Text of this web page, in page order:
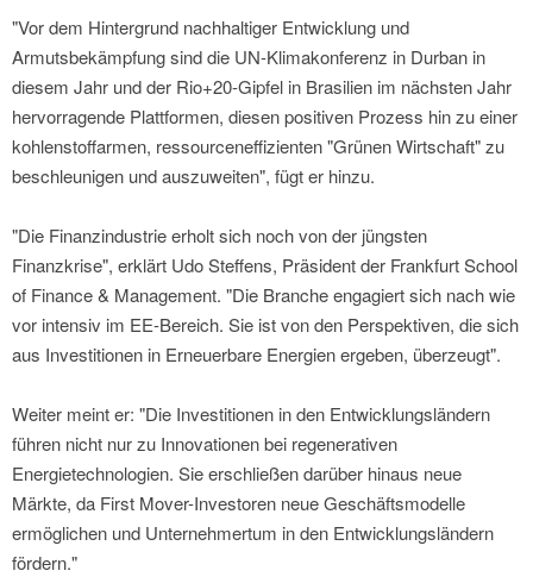
"Vor dem Hintergrund nachhaltiger Entwicklung und
Armutsbekämpfung sind die UN-Klimakonferenz in Durban in
diesem Jahr und der Rio+20-Gipfel in Brasilien im nächsten Jahr
hervorragende Plattformen, diesen positiven Prozess hin zu einer
kohlenstoffarmen, ressourceneffizienten "Grünen Wirtschaft" zu
beschleunigen und auszuweiten", fügt er hinzu.
"Die Finanzindustrie erholt sich noch von der jüngsten
Finanzkrise", erklärt Udo Steffens, Präsident der Frankfurt School
of Finance & Management. "Die Branche engagiert sich nach wie
vor intensiv im EE-Bereich. Sie ist von den Perspektiven, die sich
aus Investitionen in Erneuerbare Energien ergeben, überzeugt".
Weiter meint er: "Die Investitionen in den Entwicklungsländern
führen nicht nur zu Innovationen bei regenerativen
Energietechnologien. Sie erschließen darüber hinaus neue
Märkte, da First Mover-Investoren neue Geschäftsmodelle
ermöglichen und Unternehmertum in den Entwicklungsländern
fördern."